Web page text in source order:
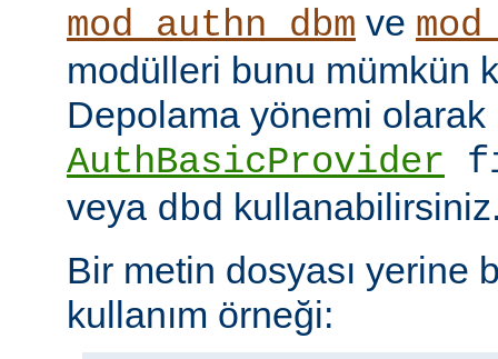
mod_authn_dbm ve
modülleri bunu mümkün
Depolama yönemi olarak
AuthBasicProvider
veya dbd
Bir metin dosyası yerine
kullanım örneği: